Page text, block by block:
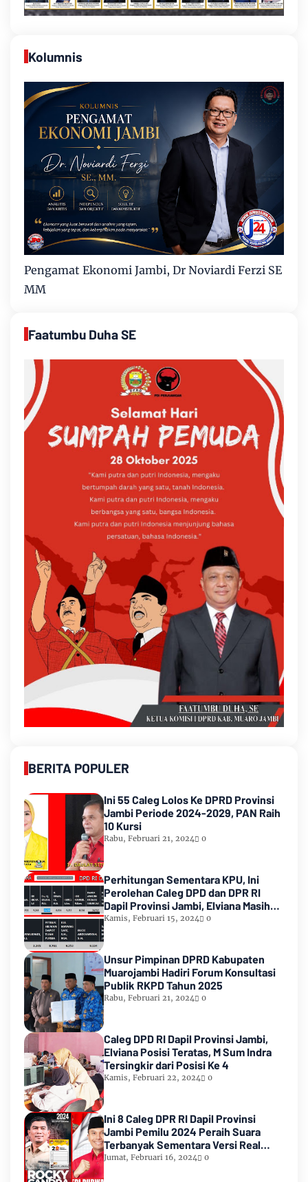
Kolumnis
Pengamat Ekonomi Jambi, Dr Noviardi Ferzi SE
MM
Faatumbu Duha SE
BERITA POPULER
Ini 55 Caleg Lolos Ke DPRD Provinsi
Jambi Periode 2024-2029, PAN Raih
10 Kursi
Rabu, Februari 21, 2024 0
Perhitungan Sementara KPU, Ini
Perolehan Caleg DPD dan DPR RI
Dapil Provinsi Jambi, Elviana Masih
Urutan Kedua Teratas
Kamis, Februari 15, 2024 0
Unsur Pimpinan DPRD Kabupaten
Muarojambi Hadiri Forum Konsultasi
Publik RKPD Tahun 2025
Rabu, Februari 21, 2024 0
Caleg DPD RI Dapil Provinsi Jambi,
Elviana Posisi Teratas, M Sum Indra
Tersingkir dari Posisi Ke 4
Kamis, Februari 22, 2024 0
Ini 8 Caleg DPR RI Dapil Provinsi
Jambi Pemilu 2024 Peraih Suara
Terbanyak Sementara Versi Real
Count KPU RI
Jumat, Februari 16, 2024 0